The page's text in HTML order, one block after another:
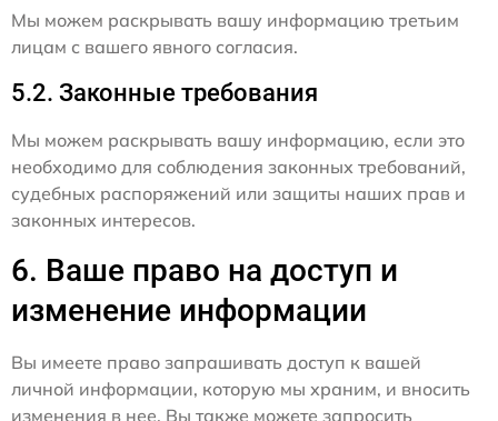
Мы можем раскрывать вашу информацию третьим
лицам с вашего явного согласия.
5.2. Законные требования
Мы можем раскрывать вашу информацию, если это
необходимо для соблюдения законных требований,
судебных распоряжений или защиты наших прав и
законных интересов.
6. Ваше право на доступ и
изменение информации
Вы имеете право запрашивать доступ к вашей
личной информации, которую мы храним, и вносить
изменения в нее. Вы также можете запросить